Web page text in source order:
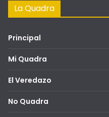
La Quadra
Principal
Mi Quadra
El Veredazo
No Quadra